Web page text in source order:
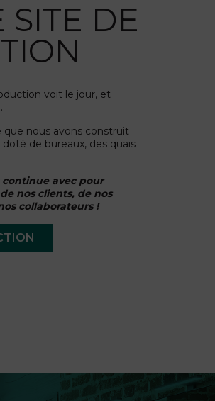
DE
voit le jour, et
que nous avons construit
doté de bureaux, des quais
avec pour
nos clients, de nos
collaborateurs !